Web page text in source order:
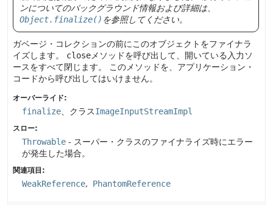
ンについてのバックグラウンド情報および詳細は、
Object.finalize() を参照してください。
ガベージ・コレクションの前にこのオブジェクトをファイナラ
イズします。
close メソッドを呼び出して、開いている入力ソ
ースをすべて閉じます。
このメソッドを、アプリケーション・
コードから呼び出してはいけません。
オーバーライド:
finalize 、クラスImageInputStreamImpl
スロー:
Throwable - スーパー・クラスのファイナライズ時にエラー
が発生した場合。
関連項目:
WeakReference PhantomReference